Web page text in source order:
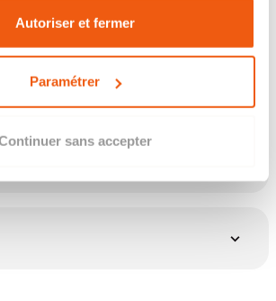
Autoriser et fermer
Paramétrer
sans accepter